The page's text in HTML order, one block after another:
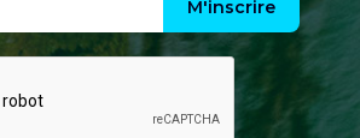
M'inscrire